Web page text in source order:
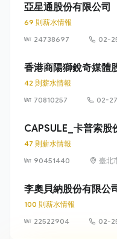
亞星通股份有限公司
69 則薪水情報
24738697
02-
香港商陽獅銳奇媒體
42 則薪水情報
70810257
02-
CAPSULE_卡普索股
47 則薪水情報
90451440
臺北
李奧貝納股份有限公
100 則薪水情報
22522904
02-